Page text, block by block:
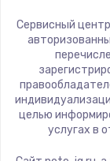
Сервисный
целью
услугах в